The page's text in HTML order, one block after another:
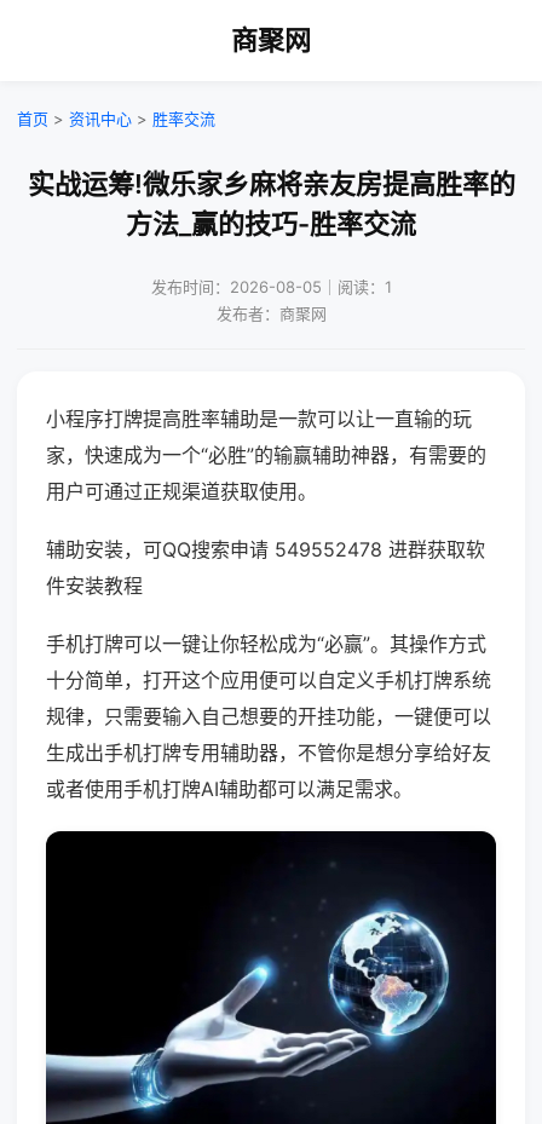
商聚网
首页 > 资讯中心 > 胜率交流
实战运筹!微乐家乡麻将亲友房提高胜率的
方法_赢的技巧-胜率交流
发布时间：2026-08-05｜阅读：1
发布者：商聚网
小程序打牌提高胜率辅助是一款可以让一直输的玩
家，快速成为一个“必胜”的输赢辅助神器，有需要的
用户可通过正规渠道获取使用。
辅助安装，可QQ搜索申请 549552478 进群获取软
件安装教程
手机打牌可以一键让你轻松成为“必赢”。其操作方式
十分简单，打开这个应用便可以自定义手机打牌系统
规律，只需要输入自己想要的开挂功能，一键便可以
生成出手机打牌专用辅助器，不管你是想分享给好友
或者使用手机打牌AI辅助都可以满足需求。